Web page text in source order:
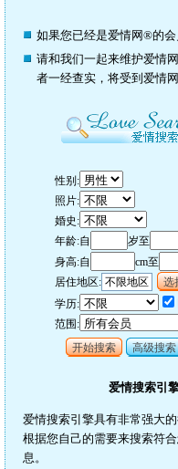
如果您已经是爱情网®的
请和我们一起来维护爱情
者一经查实，将受到爱情
性别:
照片:
婚史:
年龄:自
岁至
身高:自
cm至
居住地区: 不限地区
选
学历:
范围:
开始搜索
高级搜索
爱情搜索引
爱情搜索引擎具有非常强大
根据您自己的需要来搜索符
息。